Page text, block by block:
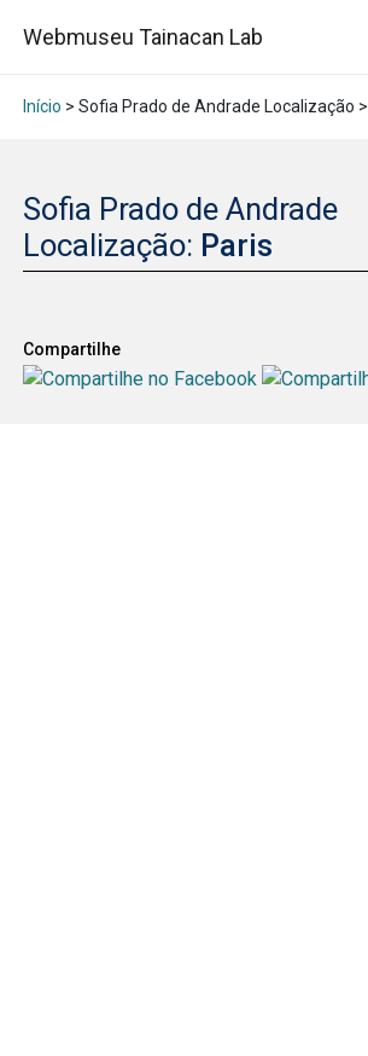
Webmuseu Tainacan Lab
Início > Sofia Prado de Andrade Localização >
Sofia Prado de Andrade
Localização: Paris
Compartilhe